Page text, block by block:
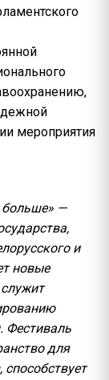
мероприятия
—
и
новые
Фестиваль
для